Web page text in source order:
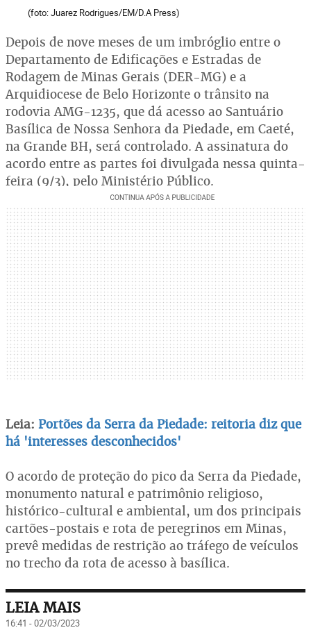
(foto: Juarez Rodrigues/EM/D.A Press)
Depois de nove meses de um imbróglio entre o
Departamento de Edificações e Estradas de
Rodagem de Minas Gerais (DER-MG) e a
Arquidiocese de Belo Horizonte o trânsito na
rodovia AMG-1235, que dá acesso ao Santuário
Basílica de Nossa Senhora da Piedade, em Caeté,
na Grande BH, será controlado. A assinatura do
acordo entre as partes foi divulgada nessa quinta-
feira (9/3), pelo Ministério Público.
Leia: Portões da Serra da Piedade: reitoria diz que
há 'interesses desconhecidos'
O acordo de proteção do pico da Serra da Piedade,
monumento natural e patrimônio religioso,
histórico-cultural e ambiental, um dos principais
cartões-postais e rota de peregrinos em Minas,
prevê medidas de restrição ao tráfego de veículos
no trecho da rota de acesso à basílica.
LEIA MAIS
16:41 - 02/03/2023